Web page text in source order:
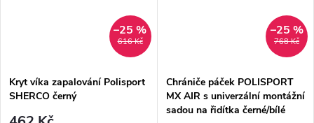
616 Kč
–25 %
Kryt víka zapalování Polisport
SHERCO černý
768 Kč
–25 %
Chrániče páček POLISPORT
MX AIR s univerzální montážní
sadou na řidítka černé/bílé